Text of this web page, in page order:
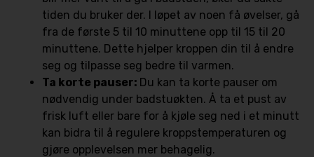
tiden du bruker der. I løpet av noen få øvelser, gå
fra de første 5 til 10 minuttene opp til 15 til 20
minuttene. Dette hjelper kroppen din til å endre
seg og tilpasse seg bedre til varmen.
Ta korte pauser: Du kan ta korte pauser om
nødvendig under badstuøkten. Å ta et pust av
frisk luft eller bare for å kjøle seg ned i et minutt
kan bidra til å regulere kroppstemperaturen og
gjøre opplevelsen mer behagelig.